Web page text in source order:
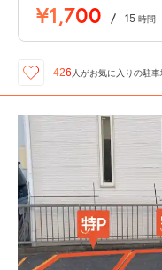
¥1,700 / 15 時間
426 人がお気に入りの駐車